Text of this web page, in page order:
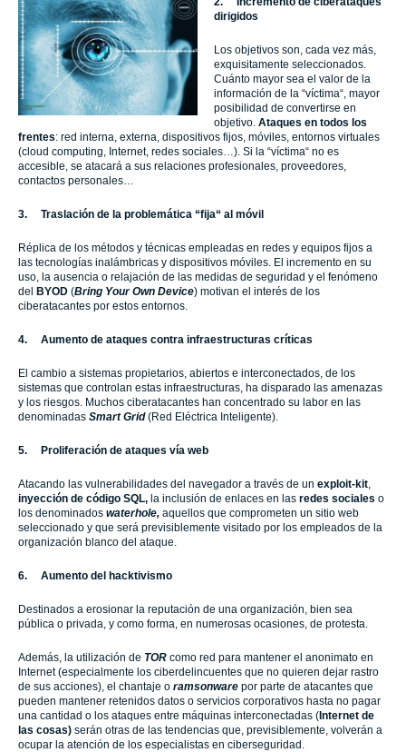
dirigidos
Los objetivos son, cada vez más,
exquisitamente seleccionados.
Cuánto mayor sea el valor de la
información de la “víctima“, mayor
posibilidad de convertirse en
objetivo. Ataques en todos los
frentes: red interna, externa, dispositivos fijos, móviles, entornos virtuales
(cloud computing, Internet, redes sociales…). Si la “víctima“ no es
accesible, se atacará a sus relaciones profesionales, proveedores,
contactos personales…
3. Traslación de la problemática “fija“ al móvil
Réplica de los métodos y técnicas empleadas en redes y equipos fijos a
las tecnologías inalámbricas y dispositivos móviles. El incremento en su
uso, la ausencia o relajación de las medidas de seguridad y el fenómeno
del
BYOD (Bring Your Own Device) motivan el interés de los
ciberatacantes por estos entornos.
4. Aumento de ataques contra infraestructuras críticas
El cambio a sistemas propietarios, abiertos e interconectados, de los
sistemas que controlan estas infraestructuras, ha disparado las amenazas
y los riesgos. Muchos ciberatacantes han concentrado su labor en las
denominadas Smart Grid(Red Eléctrica Inteligente).
5. Proliferación de ataques vía web
Atacando las vulnerabilidades del navegador a través de un exploit-kit,
inyección de código SQL, la inclusión de enlaces en las redes sociales o
los denominados waterhole, aquellos que comprometen un sitio web
seleccionado y que será previsiblemente visitado por los empleados de la
organización blanco del ataque.
6. Aumento del hacktivismo
Destinados a erosionar la reputación de una organización, bien sea
pública o privada, y como forma, en numerosas ocasiones, de protesta.
Además, la utilización de TOR como red para mantener el anonimato en
Internet (especialmente los ciberdelincuentes que no quieren dejar rastro
de sus acciones), el chantaje o ramsonware por parte de atacantes que
pueden mantener retenidos datos o servicios corporativos hasta no pagar
una cantidad o los ataques entre máquinas interconectadas ( Internet de
las cosas) serán otras de las tendencias que, previsiblemente, volverán a
ocupar la atención de los especialistas en ciberseguridad.